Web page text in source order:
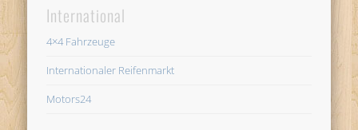
International
4×4 Fahrzeuge
Internationaler Reifenmarkt
Motors24